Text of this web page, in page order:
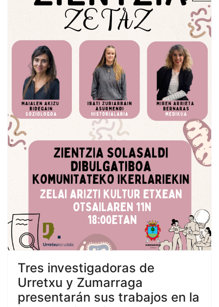
Tres investigadoras de
Urretxu y Zumarraga
presentarán sus trabajos en la